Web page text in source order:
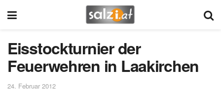
Eisstockturnier der
Feuerwehren in Laakirchen
24. Februar 2012